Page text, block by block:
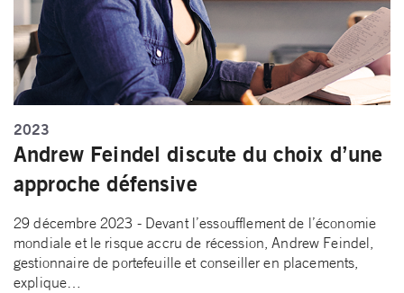
2023
Andrew Feindel discute du choix d’une
approche défensive
29 décembre 2023 - Devant l’essoufflement de l’économie
mondiale et le risque accru de récession, Andrew Feindel,
gestionnaire de portefeuille et conseiller en placements,
explique…